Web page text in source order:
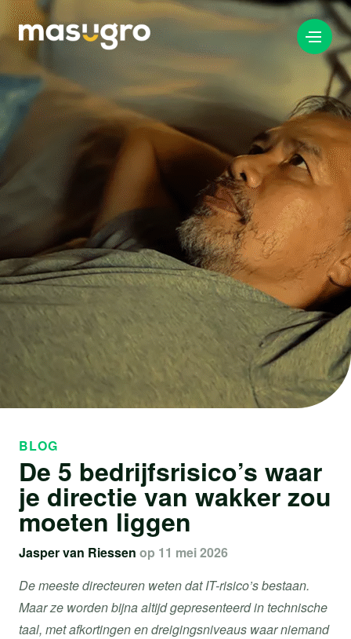
info@masugro.nl
088 040 8200
BLOG
​De 5 bedrijfsrisico’s waar
je directie van wakker zou
moeten liggen
Jasper van Riessen op 11 mei 2026
De meeste directeuren weten dat IT-risico’s bestaan.
Maar ze worden bijna altijd gepresenteerd in technische
taal, met afkortingen en dreigingsniveaus waar niemand